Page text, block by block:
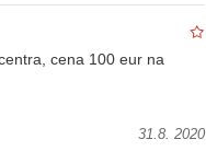
cena 100 eur na
31.8. 2020